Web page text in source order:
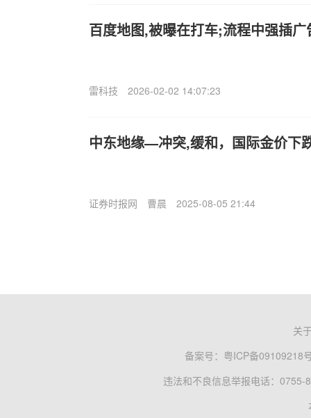
百度地图,被曝在打车;流程中强插
雷科技 2026-02-02 14:07:23
中东地缘—冲突,缓和，国际金价下
证券时报网 曹晨 2025-08-05 21:44
关
备案号： 粤ICP备09109218
违法和不良信息举报电话：0755-